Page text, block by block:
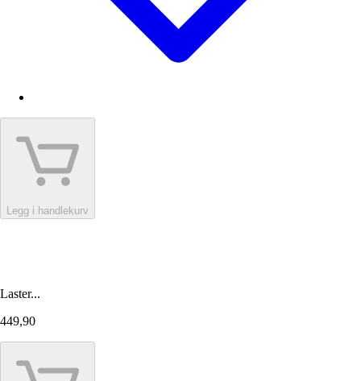
Legg i handlekurv
Laster...
449,90